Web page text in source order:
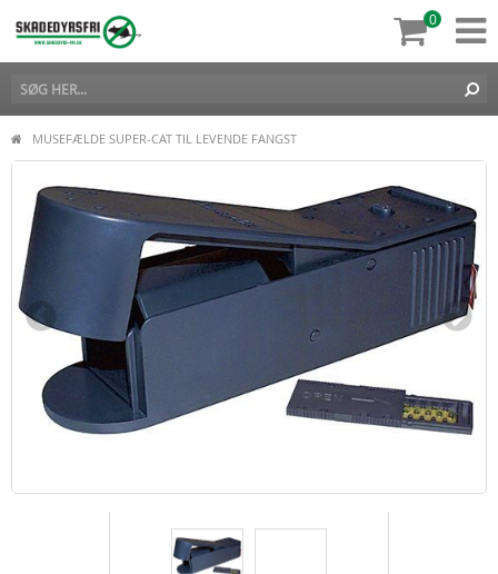
0
MUSEFÆLDE SUPER-CAT TIL LEVENDE FANGST